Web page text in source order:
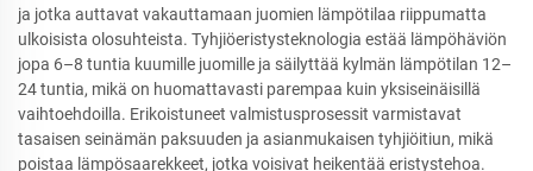
ja jotka auttavat vakauttamaan juomien lämpötilaa riippumatta
ulkoisista olosuhteista. Tyhjiöeristysteknologia estää lämpöhäviön
jopa 6–8 tuntia kuumille juomille ja säilyttää kylmän lämpötilan 12–
24 tuntia, mikä on huomattavasti parempaa kuin yksiseinäisillä
vaihtoehdoilla. Erikoistuneet valmistusprosessit varmistavat
tasaisen seinämän paksuuden ja asianmukaisen tyhjiöitiun, mikä
poistaa lämpösaarekkeet, jotka voisivat heikentää eristystehoa.